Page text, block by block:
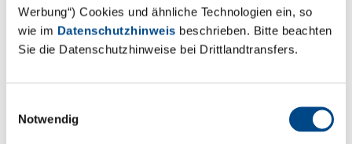
Werbung“) Cookies und ähnliche Technologien ein, so
wie im Datenschutzhinweis beschrieben. Bitte beachten
Sie die Datenschutzhinweise bei Drittlandtransfers.
Notwendig
Was diese Auszeichnung besonders wertvoll macht:
Wir konnten unsere Gesamtpunktzahl im
Schlüsselbereichen wie Umwelt, Arbeit und